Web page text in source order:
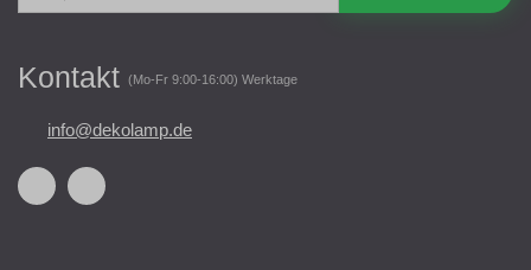
Kontakt (Mo-Fr 9:00-16:00) Werktage
info@dekolamp.de